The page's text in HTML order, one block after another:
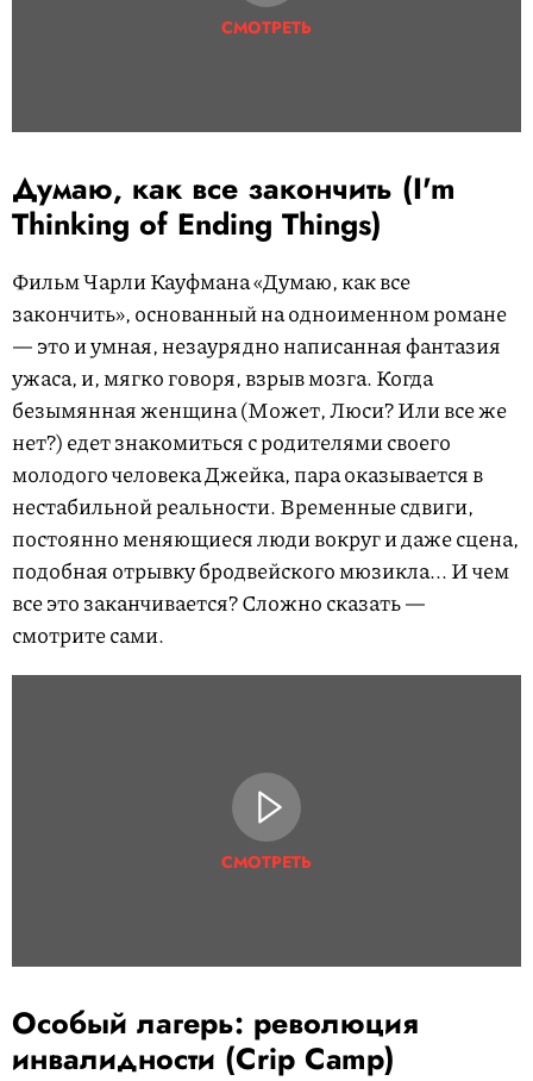
СМОТРЕТЬ
Думаю, как все закончить (I'm
Thinking of Ending Things)
Фильм Чарли Кауфмана «Думаю, как все
закончить», основанный на одноименном романе
— это и умная, незаурядно написанная фантазия
ужаса, и, мягко говоря, взрыв мозга. Когда
безымянная женщина (Может, Люси? Или все же
нет?) едет знакомиться с родителями своего
молодого человека Джейка, пара оказывается в
нестабильной реальности. Временные сдвиги,
постоянно меняющиеся люди вокруг и даже сцена,
подобная отрывку бродвейского мюзикла... И чем
все это заканчивается? Сложно сказать —
смотрите сами.
СМОТРЕТЬ
Особый лагерь: революция
инвалидности (Crip Camp)